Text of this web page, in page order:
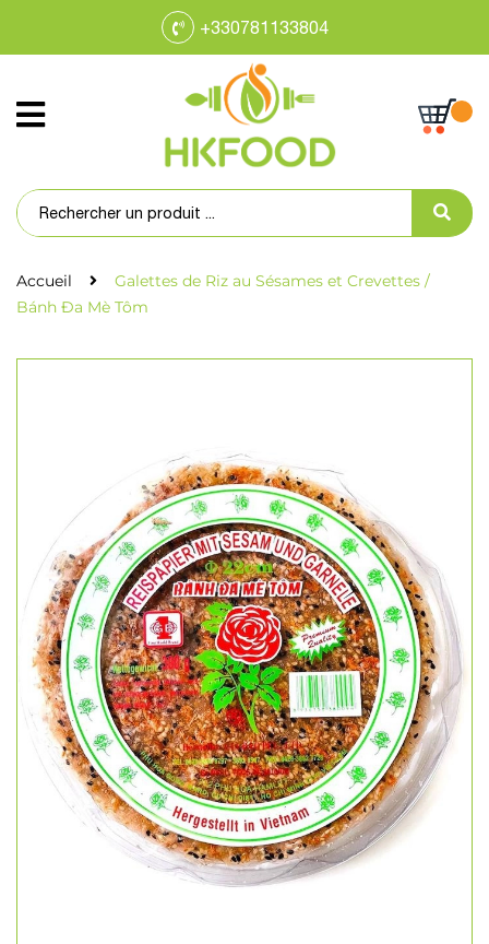
+330781133804
Accueil
Galettes de Riz au Sésames et Crevettes /
Bánh Đa Mè Tôm